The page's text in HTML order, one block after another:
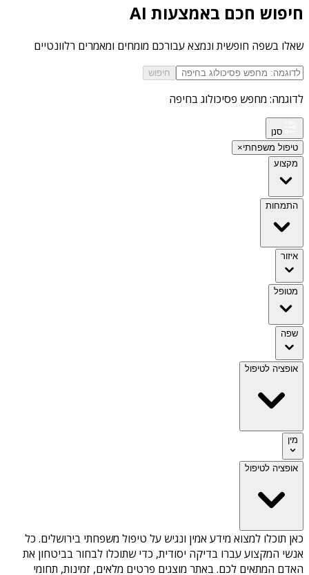
חיפוש חכם באמצעות AI
שאלו בשפה חופשית ונמצא עבורכם מומחים ומאמרים רלוונטיים
חיפוש
לדוגמה: מחפש פסיכולוג בחיפה
סנן
טיפול משפחתי×
מקצוע
התמחות
איזור
מטופל
שפה
אופציה לטיפול
מין
אופציה לטיפול
כאן תוכלו למצוא מידע אמין ונגיש על טיפול משפחתי בירושלים. כל
אנשי המקצוע עברו בדיקה יסודית, כדי שתוכלו לבחור בביטחון את
האדם המתאים לכם. באתר מוצגים פרטים מלאים, זמינות, תחומי